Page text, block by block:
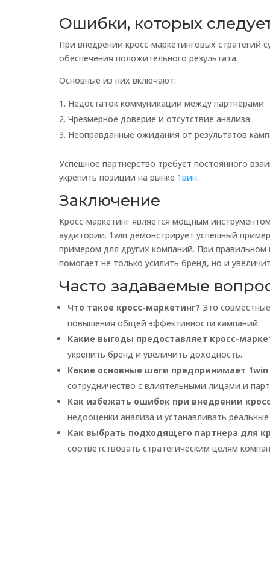
Ошибки, которых
При внедрении кросс-маркетинговых
обеспечения положительного результата.
Основные из них включают:
Недостаток коммуникации между партнёрами
Чрезмерное доверие и отсутствие анализа
Неоправданные ожидания от результатов
Успешное партнерство требует постоянного
укрепить позиции на рынке 1вин.
Заключение
Кросс-маркетинг является мощным
аудитории. 1win демонстрирует успешный
примером для других компаний. При правильном
помогает не только усилить бренд, но и
Часто задаваемые
Что такое кросс-маркетинг? Это
повышения общей эффективности кампаний.
Какие выгоды предоставляет кросс-
укрепить бренд и увеличить доходность.
Какие основные шаги предпринимает 1win
сотрудничество с влиятельными лицами и
Как избежать ошибок при внедрении
недооценки анализа и устанавливать
Как выбрать подходящего партнера для
соответствовать стратегическим целям